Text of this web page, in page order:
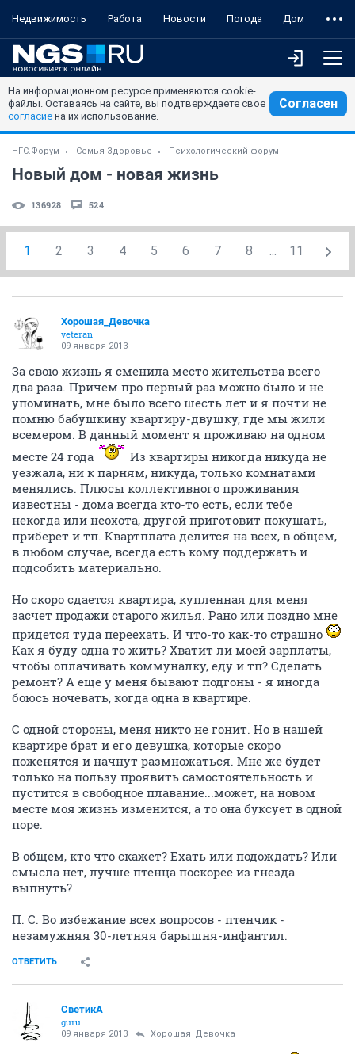
Недвижимость Работа Новости Погода Дом
На информационном ресурсе применяются cookie-
файлы. Оставаясь на сайте, вы подтверждаете свое
согласие на их использование.
Согласен
НГС.Форум Семья Здоровье Психологический форум
Новый дом - новая жизнь
136928 524
1 2 3 4 5 6 7 8 ... 11
Хорошая_Девочка
veteran
09 января 2013
За свою жизнь я сменила место жительства всего
два раза. Причем про первый раз можно было и не
упоминать, мне было всего шесть лет и я почти не
помню бабушкину квартиру-двушку, где мы жили
всемером. В данный момент я проживаю на одном
месте 24 года
Из квартиры никогда никуда не
уезжала, ни к парням, никуда, только комнатами
менялись. Плюсы коллективного проживания
известны - дома всегда кто-то есть, если тебе
некогда или неохота, другой приготовит покушать,
приберет и тп. Квартплата делится на всех, в общем,
в любом случае, всегда есть кому поддержать и
подсобить материально.
Но скоро сдается квартира, купленная для меня
засчет продажи старого жилья. Рано или поздно мне
придется туда переехать. И что-то как-то страшно
Как я буду одна то жить? Хватит ли моей зарплаты,
чтобы оплачивать коммуналку, еду и тп? Сделать
ремонт? А еще у меня бывают подгоны - я иногда
боюсь ночевать, когда одна в квартире.
С одной стороны, меня никто не гонит. Но в нашей
квартире брат и его девушка, которые скоро
поженятся и начнут размножаться. Мне же будет
только на пользу проявить самостоятельность и
пустится в свободное плавание...может, на новом
месте моя жизнь изменится, а то она буксует в одной
поре.
В общем, кто что скажет? Ехать или подождать? Или
смысла нет, лучше птенца поскорее из гнезда
выпнуть?
П. С. Во избежание всех вопросов - птенчик -
незамужняя 30-летняя барышня-инфантил.
ОТВЕТИТЬ
СветикА
guru
09 января 2013 Хорошая_Девочка